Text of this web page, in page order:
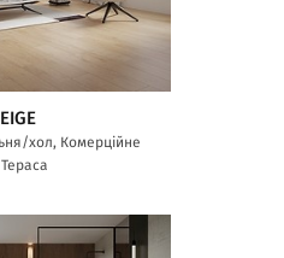
хол, Комерційне